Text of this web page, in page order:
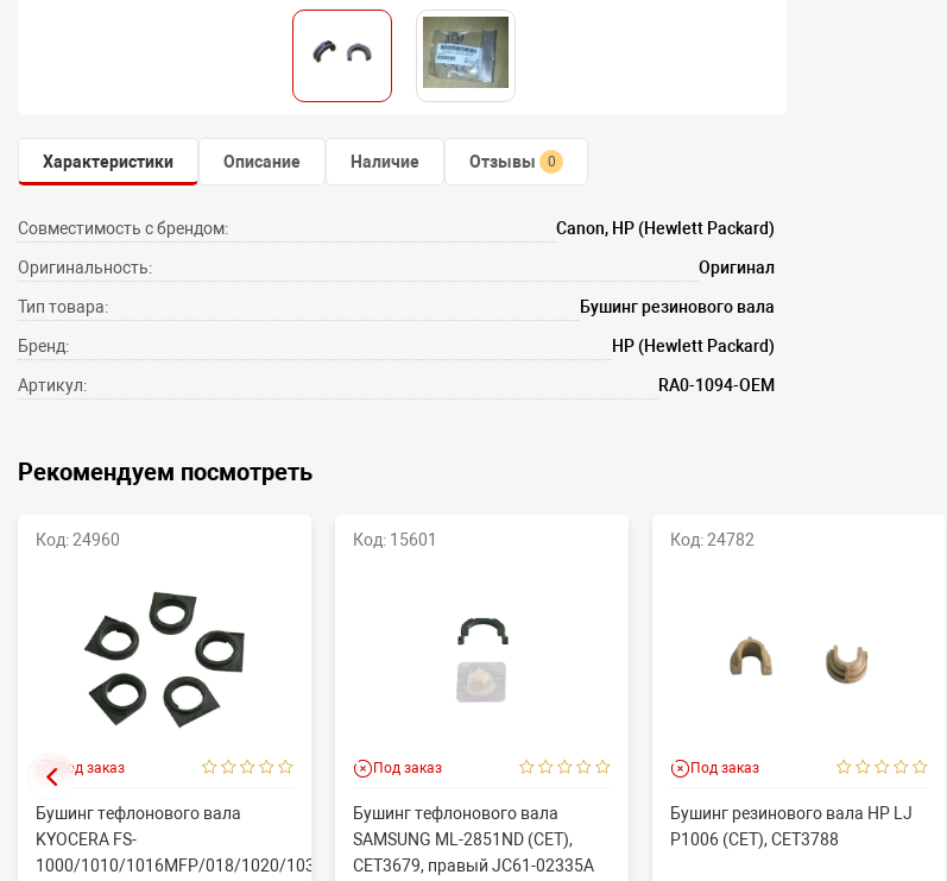
Характеристики Описание Наличие Отзывы 0
Совместимость с брендом: Canon, HP (Hewlett Packard)
Оригинальность: Оригинал
Тип товара: Бушинг резинового вала
Бренд: HP (Hewlett Packard)
Артикул: RA0-1094-OEM
Рекомендуем посмотреть
Код: 24960
Под заказ
Бушинг тефлонового вала
KYOCERA FS-
1000/1010/1016MFP/018/1020/1030D
Код: 15601
Под заказ
Бушинг тефлонового вала
SAMSUNG ML-2851ND (CET),
CET3679, правый JC61-02335A
Код: 24782
Под заказ
Бушинг резинового вала HP LJ
P1006 (CET), CET3788